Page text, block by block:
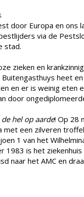
door Europa en ons
via de
stad.
zieken en
heet
en er is weinig eten
door
de hel op aarde! Op 28
met een zilveren
1 van het
1983 is het
naar het AMC en